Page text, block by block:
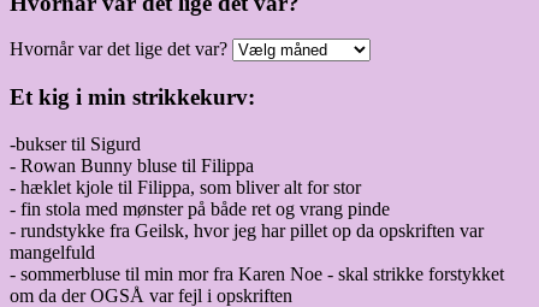
Hvornår var det lige det var?
Et kig i min strikkekurv:
-bukser til Sigurd
- Rowan Bunny bluse til Filippa
- hæklet kjole til Filippa, som bliver alt for stor
- fin stola med mønster på både ret og vrang pinde
- rundstykke fra Geilsk, hvor jeg har pillet op da opskriften var
mangelfuld
- sommerbluse til min mor fra Karen Noe - skal strikke forstykket
om da der OGSÅ var fejl i opskriften